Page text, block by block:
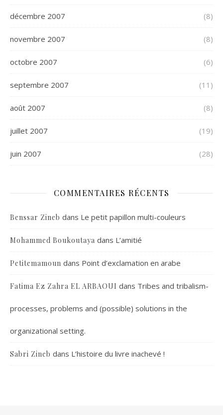
décembre 2007 (8)
novembre 2007 (8)
octobre 2007 (6)
septembre 2007 (11)
août 2007 (8)
juillet 2007 (19)
juin 2007 (28)
COMMENTAIRES RÉCENTS
Benssar Zineb dans Le petit papillon multi-couleurs
Mohammed Boukoutaya dans L’amitié
Petitemamoun dans Point d’exclamation en arabe
Fatima Ez Zahra EL ARBAOUI dans Tribes and tribalism-
processes, problems and (possible) solutions in the
organizational setting.
Sabri Zineb dans L’histoire du livre inachevé !